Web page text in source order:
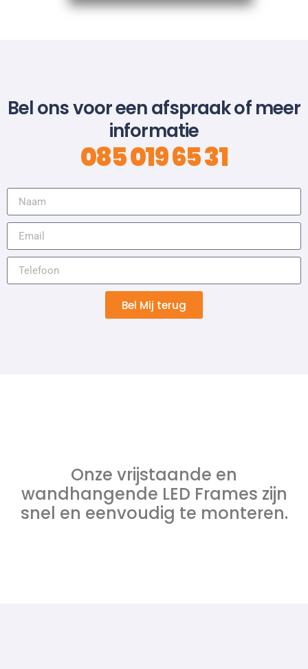
Bel ons voor een afspraak of meer
informatie
085 019 65 31
Bel Mij terug
Onze vrijstaande en
wandhangende LED Frames zijn
snel en eenvoudig te monteren.